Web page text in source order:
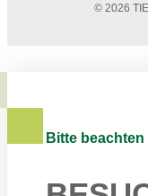
© 2026
Bitte beachten